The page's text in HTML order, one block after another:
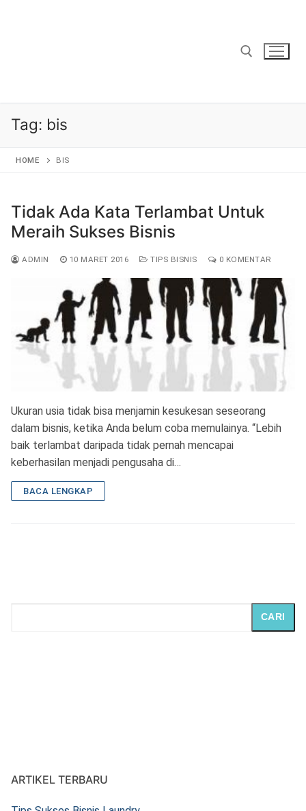
Tag: bis
HOME BIS
Tidak Ada Kata Terlambat Untuk
Meraih Sukses Bisnis
ADMIN 10 MARET 2016 TIPS BISNIS 0 KOMENTAR
Ukuran usia tidak bisa menjamin kesukesan seseorang
dalam bisnis, ketika Anda belum coba memulainya. “Lebih
baik terlambat daripada tidak pernah mencapai
keberhasilan menjadi pengusaha di…
BACA LENGKAP
CARI
ARTIKEL TERBARU